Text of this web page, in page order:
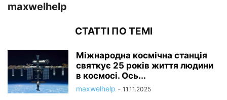
maxwelhelp
СТАТТІ ПО ТЕМІ
Міжнародна космічна станція
святкує 25 років життя людини
в космосі. Ось...
maxwelhelp - 11.11.2025